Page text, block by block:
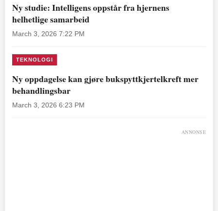
Ny studie: Intelligens oppstår fra hjernens
helhetlige samarbeid
March 3, 2026 7:22 PM
TEKNOLOGI
Ny oppdagelse kan gjøre bukspyttkjertelkreft mer
behandlingsbar
March 3, 2026 6:23 PM
ANNONSE